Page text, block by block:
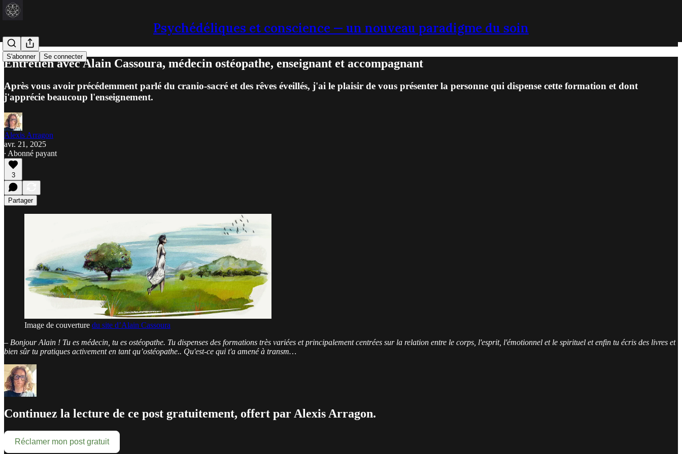
Psychédéliques et conscience — un nouveau paradigme du soin
S'abonner Se connecter
Entretien avec Alain Cassoura, médecin ostéopathe, enseignant et accompagnant
Après vous avoir précédemment parlé du cranio-sacré et des rêves éveillés, j'ai le plaisir de vous présenter la personne qui dispense cette formation et dont
j'apprécie beaucoup l'enseignement.
Alexis Arragon
avr. 21, 2025
∙ Abonné payant
3
Partager
Image de couverture du site d’Alain Cassoura
– Bonjour Alain ! Tu es médecin, tu es ostéopathe. Tu dispenses des formations très variées et principalement centrées sur la relation entre le corps, l'esprit, l'émotionnel et le spirituel et enfin tu écris des livres et
bien sûr tu pratiques activement en tant qu’ostéopathe.. Qu'est-ce qui t'a amené à transm…
Continuez la lecture de ce post gratuitement, offert par Alexis Arragon.
Réclamer mon post gratuit